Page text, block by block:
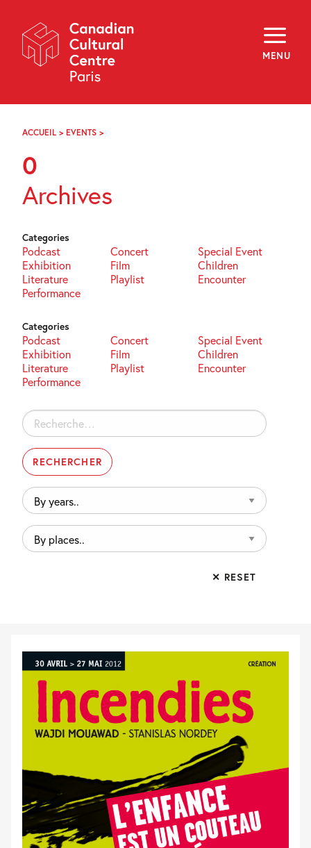
Navigation
MENU
About
Programming
Off-Site
Explore
Archives
FR
ACCUEIL > EVENTS >
0
Archives
Categories
Podcast Concert
Special Event
Exhibition
Film
Children
Literature
Playlist
Encounter
Performance
Categories
Podcast Concert
Special Event
Exhibition
Film
Children
Literature
Playlist
Encounter
Performance
Rechercher :
By
years..
By
places..
✕ RESET